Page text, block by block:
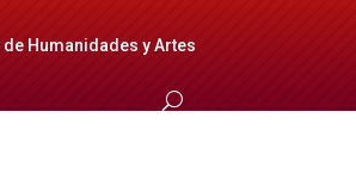
de Humanidades y Artes